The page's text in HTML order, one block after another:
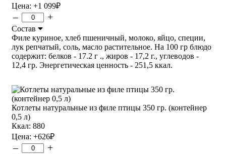
Цена: +1 099₽
– +
Состав
Филе куриное, хлеб пшеничный, молоко, яйцо, специи,
лук репчатый, соль, масло растительное. На 100 гр блюдо
содержит: белков - 17.2 г ., жиров - 17,2 г., углеводов -
12,4 гр. Энергетическая ценность - 251,5 ккал.
Котлеты натуральные из филе птицы 350 гр. (контейнер
0,5 л)
Ккал: 880
Цена: +626₽
– +